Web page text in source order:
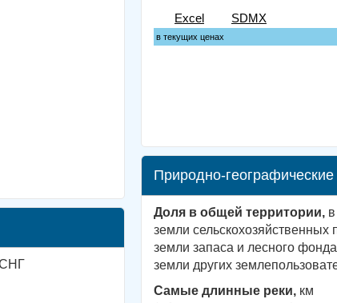
СНГ
Природно-
Доля в общей территории,
земли сельскохозяйственных
земли запаса и лесного
земли других
Самые длинные реки,км